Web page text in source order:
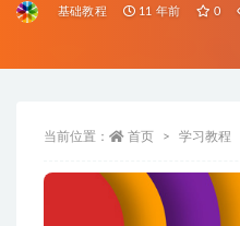
基础教程 11 年前 0
当前位置： 首页 学习教程